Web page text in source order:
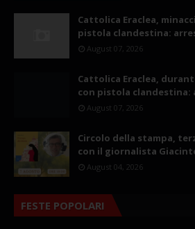
Cattolica Eraclea,
pistola clandestina:
August 07, 2026
Cattolica Eraclea,
con pistola clandestina:
August 07, 2026
Circolo della stampa,
con il giornalista
August 04, 2026
FESTE POPOLARI